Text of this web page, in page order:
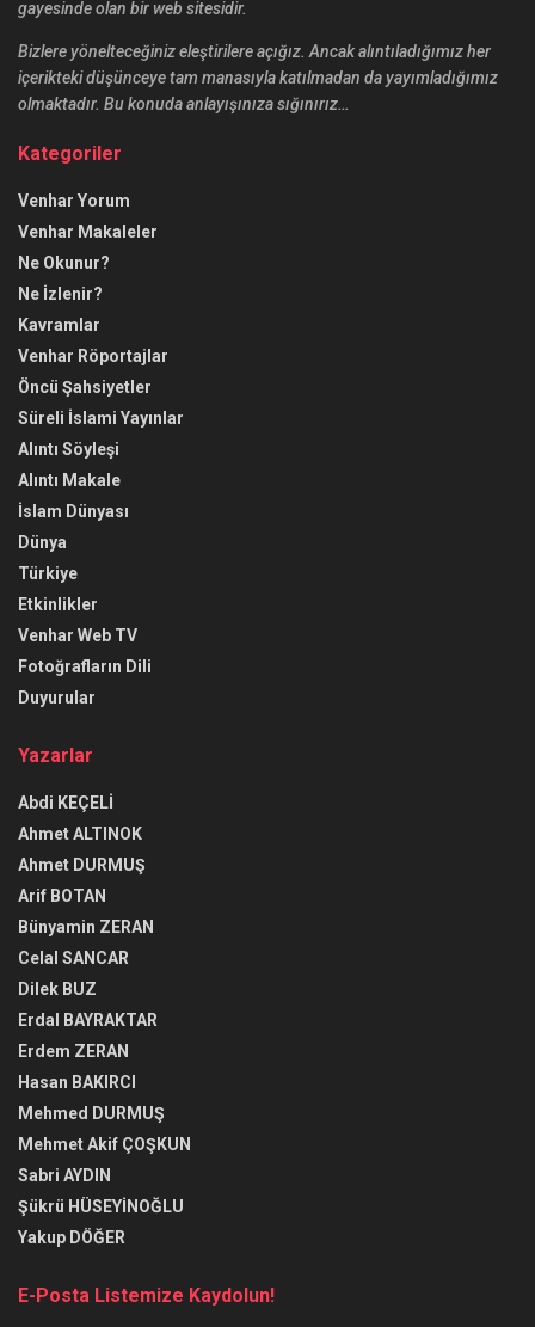
gayesinde olan bir web sitesidir.
Bizlere yönelteceğiniz eleştirilere açığız. Ancak alıntıladığımız her
içerikteki düşünceye tam manasıyla katılmadan da yayımladığımız
olmaktadır. Bu konuda anlayışınıza sığınırız…
Kategoriler
Venhar Yorum
Venhar Makaleler
Ne Okunur?
Ne İzlenir?
Kavramlar
Venhar Röportajlar
Öncü Şahsiyetler
Süreli İslami Yayınlar
Alıntı Söyleşi
Alıntı Makale
İslam Dünyası
Dünya
Türkiye
Etkinlikler
Venhar Web TV
Fotoğrafların Dili
Duyurular
Yazarlar
Abdi KEÇELİ
Ahmet ALTINOK
Ahmet DURMUŞ
Arif BOTAN
Bünyamin ZERAN
Celal SANCAR
Dilek BUZ
Erdal BAYRAKTAR
Erdem ZERAN
Hasan BAKIRCI
Mehmed DURMUŞ
Mehmet Akif ÇOŞKUN
Sabri AYDIN
Şükrü HÜSEYİNOĞLU
Yakup DÖĞER
E-Posta Listemize Kaydolun!